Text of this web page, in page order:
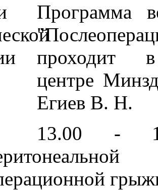
Программа
проходит в
центре
Егиев В. Н.
13.00 -